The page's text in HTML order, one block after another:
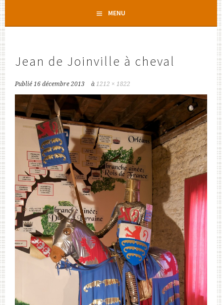
contenu
MENU
Jean de Joinville à cheval
Publié16 décembre 2013 à1212 × 1822